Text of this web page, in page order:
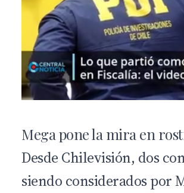
Mega pone la mira en
Desde Chilevisión, dos
siendo considerados por